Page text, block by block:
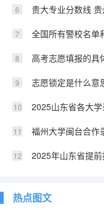
贵大专业分数线
热点图文